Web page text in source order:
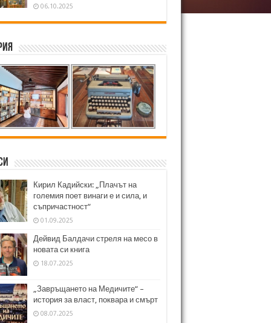
06.10.2025
Кирил Кадийски: „Плачът на
големия поет винаги е и сила, и
съпричастност“
01.09.2025
Дейвид Балдачи стреля на месо в
новата си книга
18.07.2025
„Завръщането на Медичите“ –
история за власт, поквара и смърт
08.07.2025